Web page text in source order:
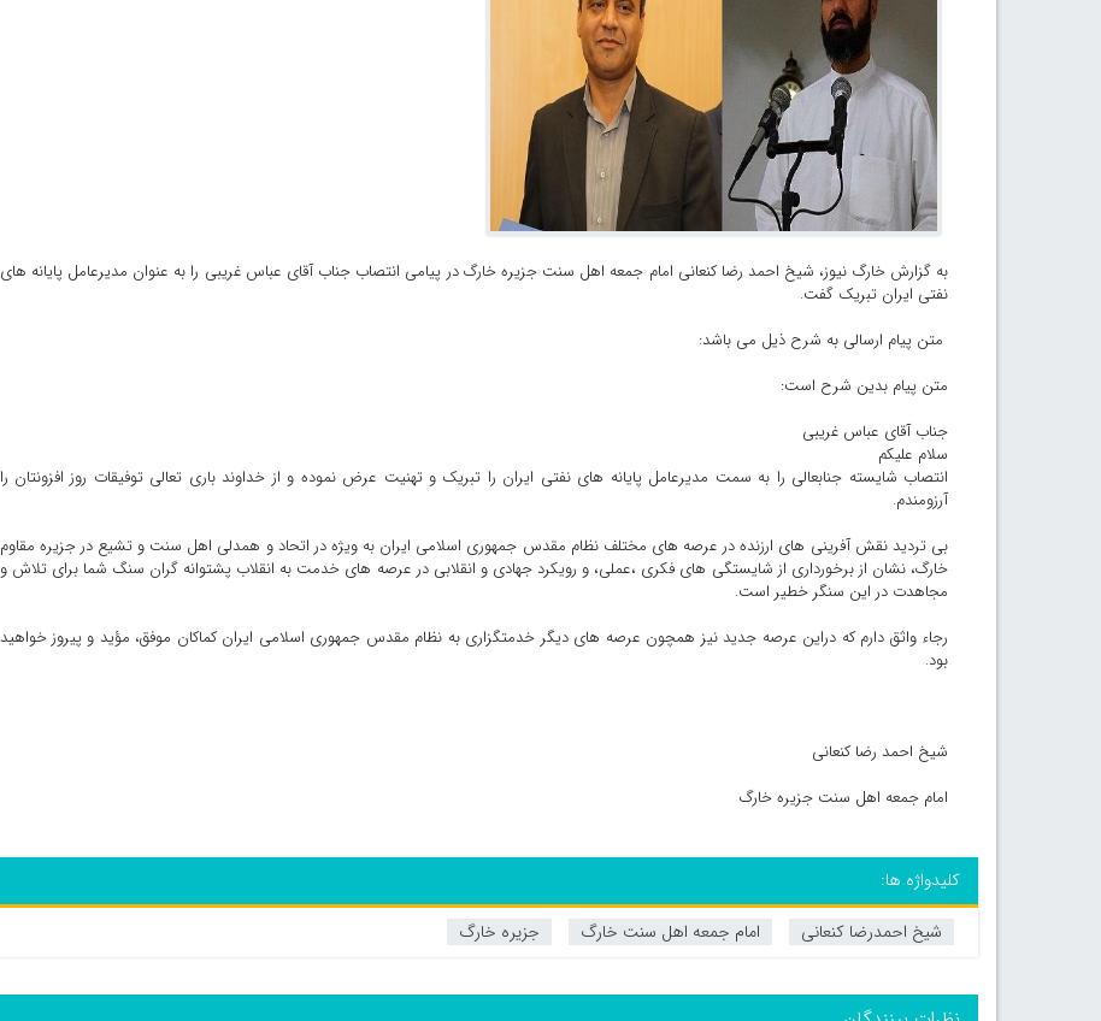
به گزارش خارگ نیوز، شیخ احمد رضا کنعانی امام جمعه اهل سنت جزیره خارگ در پیامی انتصاب جناب آقای عباس غریبی را به عنوان مدیرعامل پایانه های
نفتی ایران تبریک گفت.
متن پیام ارسالی به شرح ذیل می باشد:
متن پیام بدین شرح است:
جناب آقای عباس غریبی
سلام علیکم
انتصاب شایسته جنابعالی را به سمت مدیرعامل پایانه های نفتی ایران را تبریک و تهنیت عرض نموده و از خداوند باری تعالی توفیقات روز افزونتان را
آرزومندم.
بی تردید نقش آفرینی های ارزنده در عرصه های مختلف نظام مقدس جمهوری اسلامی ایران به ویژه در اتحاد و همدلی اهل سنت و تشیع در جزیره مقاوم
خارگ، نشان از برخورداری از شایستگی های فکری ،عملی، و رویکرد جهادی و انقلابی در عرصه های خدمت به انقلاب پشتوانه گران سنگ شما برای تلاش و
مجاهدت در این سنگر خطیر است.
رجاء واثق دارم که دراین عرصه جدید نیز همچون عرصه های دیگر خدمتگزاری به نظام مقدس جمهوری اسلامی ایران کماکان موفق، مؤید و پیروز خواهید
بود.
شیخ احمد رضا کنعانی
امام جمعه اهل سنت جزیره خارگ
کلیدواژه ها:
شیخ احمدرضا کنعانی
امام جمعه اهل سنت خارگ جزیره خارگ